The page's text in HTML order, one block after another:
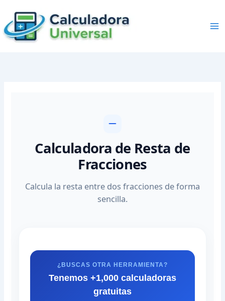
content
Calculadora de Resta de
Fracciones
Calcula la resta entre dos fracciones de forma
sencilla.
¿BUSCAS OTRA HERRAMIENTA?
Tenemos +1,000 calculadoras
gratuitas